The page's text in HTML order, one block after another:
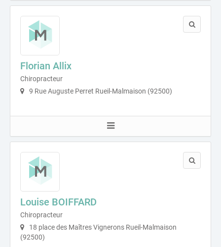
Florian Allix
Chiropracteur
9 Rue Auguste Perret Rueil-Malmaison (92500)
Louise BOIFFARD
Chiropracteur
18 place des Maîtres Vignerons Rueil-Malmaison
(92500)